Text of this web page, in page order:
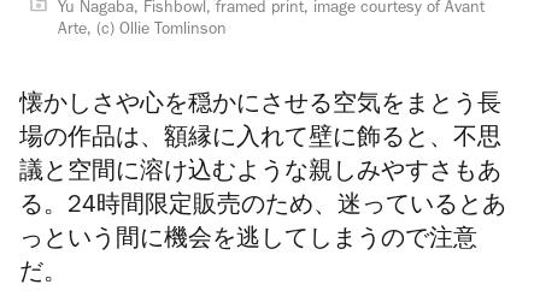
Yu Nagaba, Fishbowl, framed print, image courtesy of Avant
Arte, (c) Ollie Tomlinson
懐かしさや心を穏かにさせる空気をまとう長
場の作品は、額縁に入れて壁に飾ると、不思
議と空間に溶け込むような親しみやすさもあ
る。24時間限定販売のため、迷っているとあ
っという間に機会を逃してしまうので注意
だ。